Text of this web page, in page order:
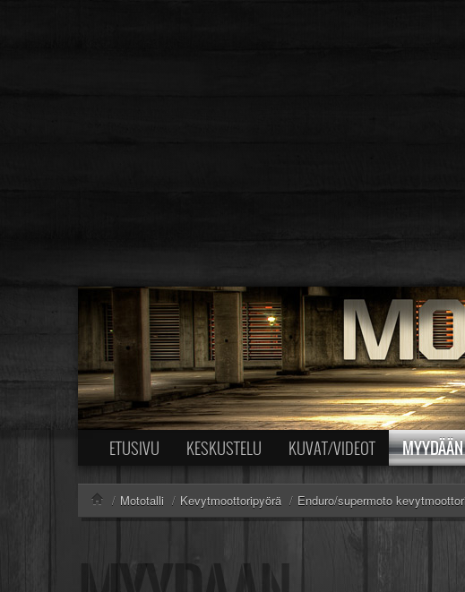
ETUSIVU KESKUSTELU KUVAT/VIDEOT MYYDÄÄN
/ Mototalli / Kevytmoottoripyörä / Enduro/supermoto